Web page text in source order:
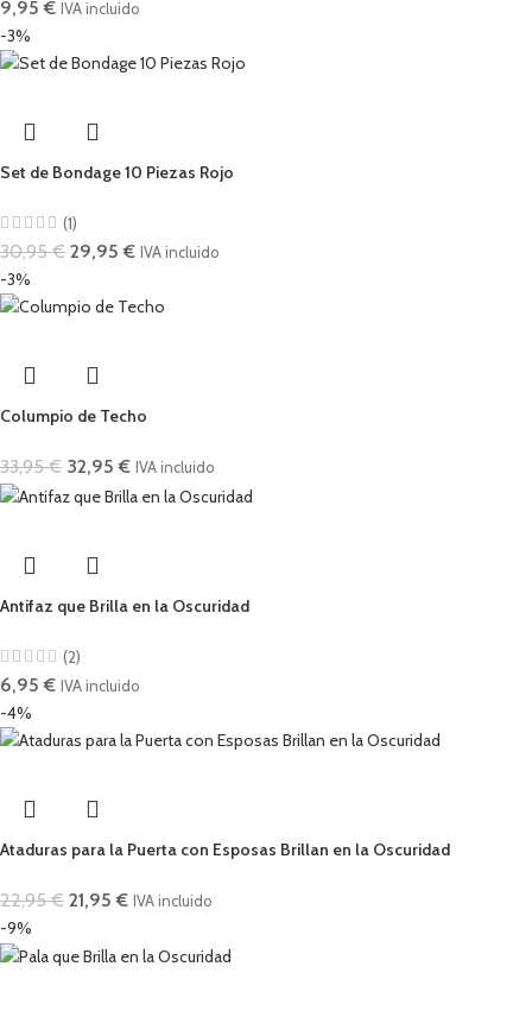
9,95€ IVA incluido
-3%
Set de Bondage 10 Piezas Rojo
(1)
30,95€ 29,95€ IVA incluido
-3%
Columpio de Techo
33,95€ 32,95€ IVA incluido
Antifaz que Brilla en la Oscuridad
(2)
6,95€ IVA incluido
-4%
Ataduras para la Puerta con Esposas Brillan en la Oscuridad
22,95€ 21,95€ IVA incluido
-9%